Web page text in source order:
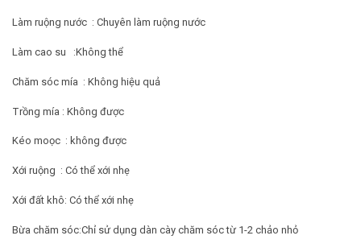
Làm ruộng nước : Chuyên làm ruộng nước
Làm cao su :Không thể
Chăm sóc mía : Không hiệu quả
Trồng mía : Không được
Kéo moọc : không được
Xới ruộng : Có thể xới nhẹ
Xới đất khô: Có thể xới nhẹ
Bừa chăm sóc:Chỉ sử dụng dàn cày chăm sóc từ 1-2 chảo nhỏ